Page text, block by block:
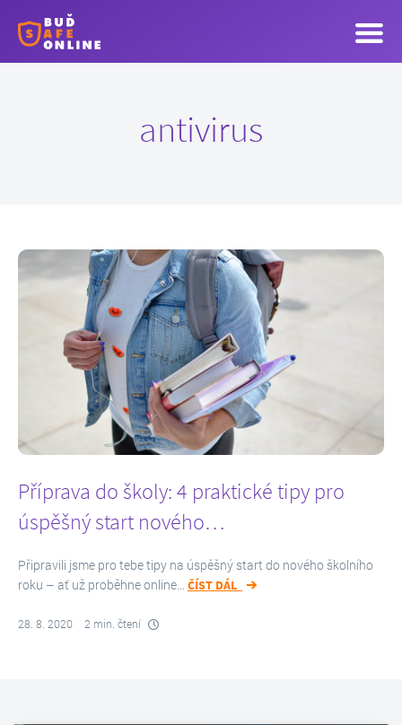
antivirus
Příprava do školy: 4 praktické tipy pro
úspěšný start nového…
Připravili jsme pro tebe tipy na úspěšný start do nového školního
roku – ať už proběhne online… ČÍST DÁL
28. 8. 2020 2 min. čtení